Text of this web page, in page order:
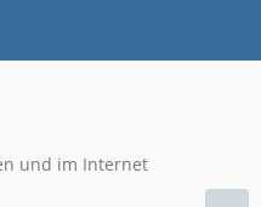
und im Internet